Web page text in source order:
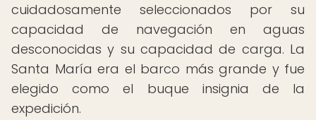
cuidadosamente seleccionados por su
capacidad de navegación en aguas
desconocidas y su capacidad de carga. La
Santa María era el barco más grande y fue
elegido como el buque insignia de la
expedición.